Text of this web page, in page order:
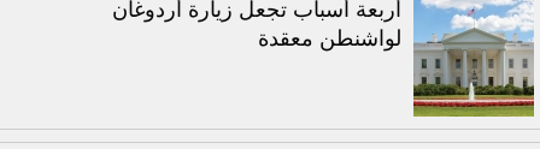
أربعة أسباب تجعل زيارة أردوغان
لواشنطن معقدة